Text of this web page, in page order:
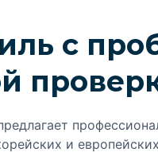
динамику и
для
Бензин